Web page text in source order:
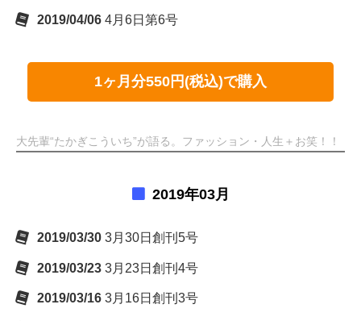
2019/04/06 4月6日第6号
1ヶ月分550円(税込)で購入
大先輩“たかぎこういち”が語る。ファッション・人生＋お笑！！
2019年03月
2019/03/30 3月30日創刊5号
2019/03/23 3月23日創刊4号
2019/03/16 3月16日創刊3号